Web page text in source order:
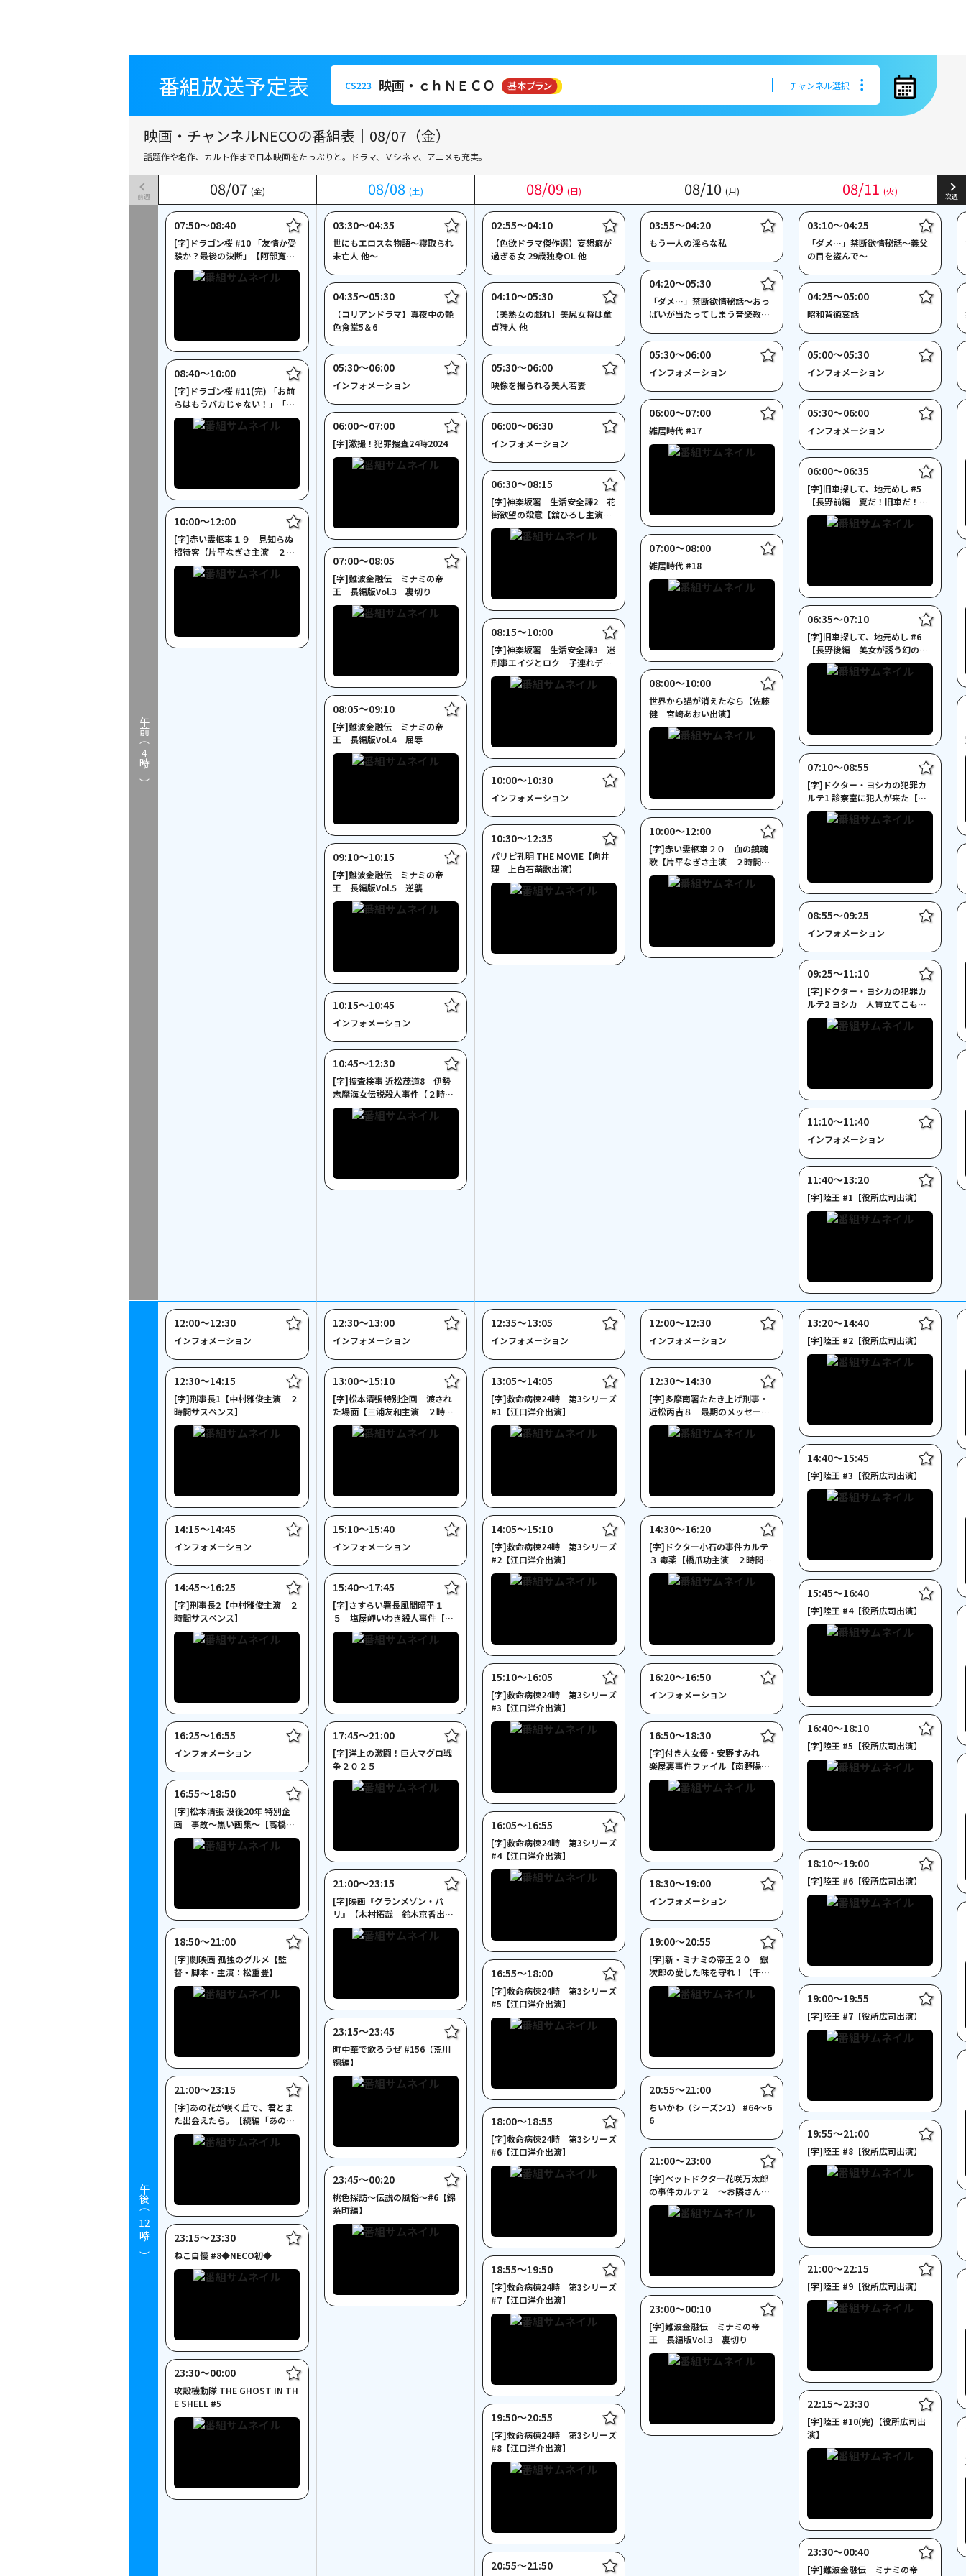
番組放送予定表 CS223 映画・ｃｈＮＥＣＯ チャンネル選択
番組放送予定表 映画・ｃｈＮＥＣＯ
映画・チャンネルNECOの番組表｜08/07（金）
話題作や名作、カルト作まで日本映画をたっぷりと。ドラマ、Ｖシネマ、アニメも充実。
08/07 (金) 08/08 (土) 08/09 (日) 08/10 (月) 08/11 (火)
前週 次週
午前（
4
時～）
午後（
12
時～）
08/07 (金) 08/08 (土) 08/09 (日) 08/10 (月) 08/11 (火)
07:50〜08:40
[字]ドラゴン桜 #10 「友情か受
験か？最後の決断」【阿部寛出
演】
08:40〜10:00
[字]ドラゴン桜 #11(完) 「お前
らはもうバカじゃない！」「運
命の合格発表！」
10:00〜12:00
[字]赤い霊柩車１９ 見知らぬ
招待客【片平なぎさ主演 ２時
間サスペンス】
03:30〜04:35
世にもエロスな物語～寝取られ
未亡人 他～
04:35〜05:30
【コリアンドラマ】真夜中の艶
色食堂5＆6
05:30〜06:00
インフォメーション
06:00〜07:00
[字]激撮！犯罪捜査24時2024
07:00〜08:05
[字]難波金融伝 ミナミの帝
王 長編版Vol.3 裏切り
08:05〜09:10
[字]難波金融伝 ミナミの帝
王 長編版Vol.4 屈辱
09:10〜10:15
[字]難波金融伝 ミナミの帝
王 長編版Vol.5 逆襲
10:15〜10:45
インフォメーション
10:45〜12:30
[字]捜査検事 近松茂道8 伊勢
志摩海女伝説殺人事件【２時間
サスペンス】
02:55〜04:10
【色欲ドラマ傑作選】妄想癖が
過ぎる女 29歳独身OL 他
04:10〜05:30
【美熟女の戯れ】美尻女将は童
貞狩人 他
05:30〜06:00
映像を撮られる美人若妻
06:00〜06:30
インフォメーション
06:30〜08:15
[字]神楽坂署 生活安全課2 花
街欲望の殺意【舘ひろし主演
２時間サスペンス】
08:15〜10:00
[字]神楽坂署 生活安全課3 迷
刑事エイジとロク 子連れデ
カ！花街 迷宮
10:00〜10:30
インフォメーション
10:30〜12:35
パリピ孔明 THE MOVIE【向井
理 上白石萌歌出演】
03:55〜04:20
もう一人の淫らな私
04:20〜05:30
「ダメ…」禁断欲情秘話～おっ
ぱいが当たってしまう音楽教室
05:30〜06:00
インフォメーション
06:00〜07:00
雑居時代 #17
07:00〜08:00
雑居時代 #18
08:00〜10:00
世界から猫が消えたなら【佐藤
健 宮崎あおい出演】
10:00〜12:00
[字]赤い霊柩車２０ 血の鎮魂
歌【片平なぎさ主演 ２時間サ
スペンス】
03:10〜04:25
「ダメ…」禁断欲情秘話～義父
の目を盗んで～
04:25〜05:00
昭和背徳哀話
05:00〜05:30
インフォメーション
05:30〜06:00
インフォメーション
06:00〜06:35
[字]旧車探して、地元めし #5
【長野前編 夏だ！旧車だ！恋
キャンプ】
06:35〜07:10
[字]旧車探して、地元めし #6
【長野後編 美女が誘う幻の旧
車】
07:10〜08:55
[字]ドクター・ヨシカの犯罪カ
ルテ1 診察室に犯人が来た【木
の実ナナ主演】
08:55〜09:25
インフォメーション
09:25〜11:10
[字]ドクター・ヨシカの犯罪カ
ルテ2 ヨシカ 人質立てこもり
事件【木の実ナナ主演】
11:10〜11:40
インフォメーション
11:40〜13:20
[字]陸王 #1【役所広司出演】
12:00〜12:30
インフォメーション
12:30〜14:15
[字]刑事長1【中村雅俊主演 ２
時間サスペンス】
14:15〜14:45
インフォメーション
14:45〜16:25
[字]刑事長2【中村雅俊主演 ２
時間サスペンス】
16:25〜16:55
インフォメーション
16:55〜18:50
[字]松本清張 没後20年 特別企
画 事故～黒い画集～【高橋克
実主演】
18:50〜21:00
[字]劇映画 孤独のグルメ【監
督・脚本・主演：松重豊】
21:00〜23:15
[字]あの花が咲く丘で、君とま
た出会えたら。【続編「あの
星」公開！】
23:15〜23:30
ねこ自慢 #8◆NECO初◆
23:30〜00:00
攻殻機動隊 THE GHOST IN TH
E SHELL #5
12:30〜13:00
インフォメーション
13:00〜15:10
[字]松本清張特別企画 渡され
た場面【三浦友和主演 ２時間
サスペンス】
15:10〜15:40
インフォメーション
15:40〜17:45
[字]さすらい署長風間昭平１
５ 塩屋岬いわき殺人事件【北
大路欣也主演２Ｈサスペンス】
17:45〜21:00
[字]洋上の激闘！巨大マグロ戦
争２０２５
21:00〜23:15
[字]映画『グランメゾン・パ
リ』【木村拓哉 鈴木京香出
演】◆NECO初◆
23:15〜23:45
町中華で飲ろうぜ #156【荒川
線編】
23:45〜00:20
桃色探訪～伝説の風俗～#6【錦
糸町編】
12:35〜13:05
インフォメーション
13:05〜14:05
[字]救命病棟24時 第3シリーズ
#1【江口洋介出演】
14:05〜15:10
[字]救命病棟24時 第3シリーズ
#2【江口洋介出演】
15:10〜16:05
[字]救命病棟24時 第3シリーズ
#3【江口洋介出演】
16:05〜16:55
[字]救命病棟24時 第3シリーズ
#4【江口洋介出演】
16:55〜18:00
[字]救命病棟24時 第3シリーズ
#5【江口洋介出演】
18:00〜18:55
[字]救命病棟24時 第3シリーズ
#6【江口洋介出演】
18:55〜19:50
[字]救命病棟24時 第3シリーズ
#7【江口洋介出演】
19:50〜20:55
[字]救命病棟24時 第3シリーズ
#8【江口洋介出演】
20:55〜21:50
12:00〜12:30
インフォメーション
12:30〜14:30
[字]多摩南署たたき上げ刑事・
近松丙吉８ 最期のメッセージ
【伊東四朗主演】
14:30〜16:20
[字]ドクター小石の事件カルテ
３ 毒薬【橋爪功主演 ２時間サ
スペンス】
16:20〜16:50
インフォメーション
16:50〜18:30
[字]付き人女優・安野すみれ
楽屋裏事件ファイル【南野陽子
主演 ２時間サスペンス】
18:30〜19:00
インフォメーション
19:00〜20:55
[字]新・ミナミの帝王２０ 銀
次郎の愛した味を守れ！（千原
ジュニア主演）
20:55〜21:00
ちいかわ（シーズン1） #64～6
6
21:00〜23:00
[字]ペットドクター花咲万太郎
の事件カルテ２ ～お隣さんは
殺人犯！？～◆NECO初◆
23:00〜00:10
[字]難波金融伝 ミナミの帝
王 長編版Vol.3 裏切り
13:20〜14:40
[字]陸王 #2【役所広司出演】
14:40〜15:45
[字]陸王 #3【役所広司出演】
15:45〜16:40
[字]陸王 #4【役所広司出演】
16:40〜18:10
[字]陸王 #5【役所広司出演】
18:10〜19:00
[字]陸王 #6【役所広司出演】
19:00〜19:55
[字]陸王 #7【役所広司出演】
19:55〜21:00
[字]陸王 #8【役所広司出演】
21:00〜22:15
[字]陸王 #9【役所広司出演】
22:15〜23:30
[字]陸王 #10(完)【役所広司出
演】
23:30〜00:40
[字]難波金融伝 ミナミの帝